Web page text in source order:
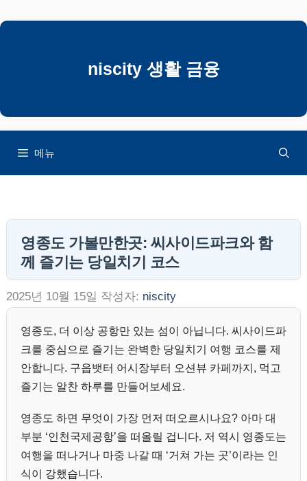
텐
뛰
niscity 생활 금융
메뉴
영종도 가볼만한곳: 씨사이드파크와 함
께 즐기는 당일치기 코스
2025년 10월 15일 작성자: niscity
영종도, 더 이상 공항만 있는 섬이 아닙니다. 씨사이드파
크를 중심으로 즐기는 완벽한 당일치기 여행 코스를 제
안합니다. 구읍뱃터 어시장부터 오션뷰 카페까지, 먹고
즐기는 알찬 하루를 만들어보세요.
영종도 하면 무엇이 가장 먼저 떠오르시나요? 아마 대
부분 ‘인천국제공항’을 떠올릴 겁니다. 저 역시 영종도는
여행을 떠나거나 마중 나갈 때 ‘거쳐 가는 곳’이라는 인
식이 강했습니다.